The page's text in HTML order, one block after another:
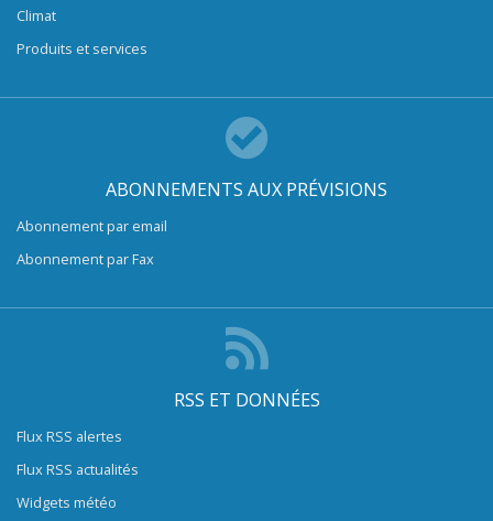
Climat
Produits et services
ABONNEMENTS AUX PRÉVISIONS
Abonnement par email
Abonnement par Fax
RSS ET DONNÉES
Flux RSS alertes
Flux RSS actualités
Widgets météo